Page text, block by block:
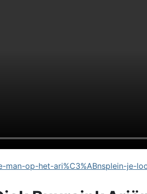
op-het-ari%C3%ABnsplein-je-